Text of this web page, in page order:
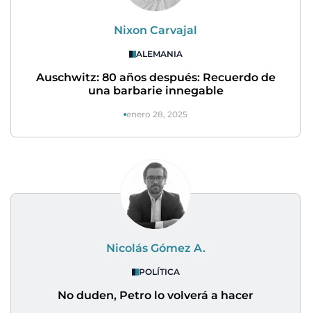
Nixon Carvajal
ALEMANIA
Auschwitz: 80 años después: Recuerdo de
una barbarie innegable
enero 28, 2025
Nicolás Gómez A.
POLÍTICA
No duden, Petro lo volverá a hacer